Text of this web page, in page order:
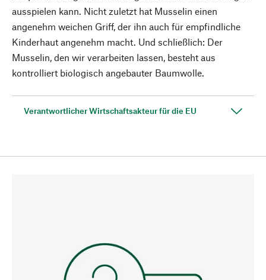
ausspielen kann. Nicht zuletzt hat Musselin einen
angenehm weichen Griff, der ihn auch für empfindliche
Kinderhaut angenehm macht. Und schließlich: Der
Musselin, den wir verarbeiten lassen, besteht aus
kontrolliert biologisch angebauter Baumwolle.
Verantwortlicher Wirtschaftsakteur für die EU